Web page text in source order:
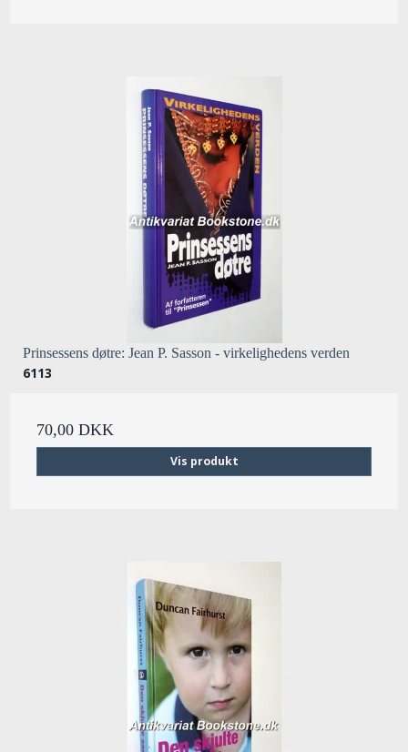
Prinsessens døtre: Jean P. Sasson - virkelighedens verden
6113
70,00 DKK
Vis produkt